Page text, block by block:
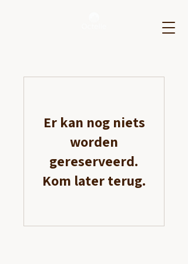
Er kan nog niets
worden
gereserveerd.
Kom later terug.